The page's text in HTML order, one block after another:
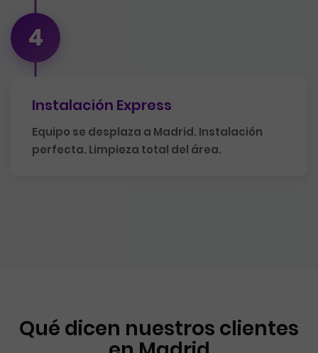
4
Instalación Express
Equipo se desplaza a Madrid. Instalación
perfecta. Limpieza total del área.
Qué dicen nuestros clientes